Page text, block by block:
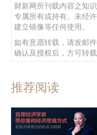
财新网所刊载内容之知
专属所有或持有。未经
建立镜像等任何使用。
如有意愿转载，请发邮
确认及授权后，方可转载
推荐阅读